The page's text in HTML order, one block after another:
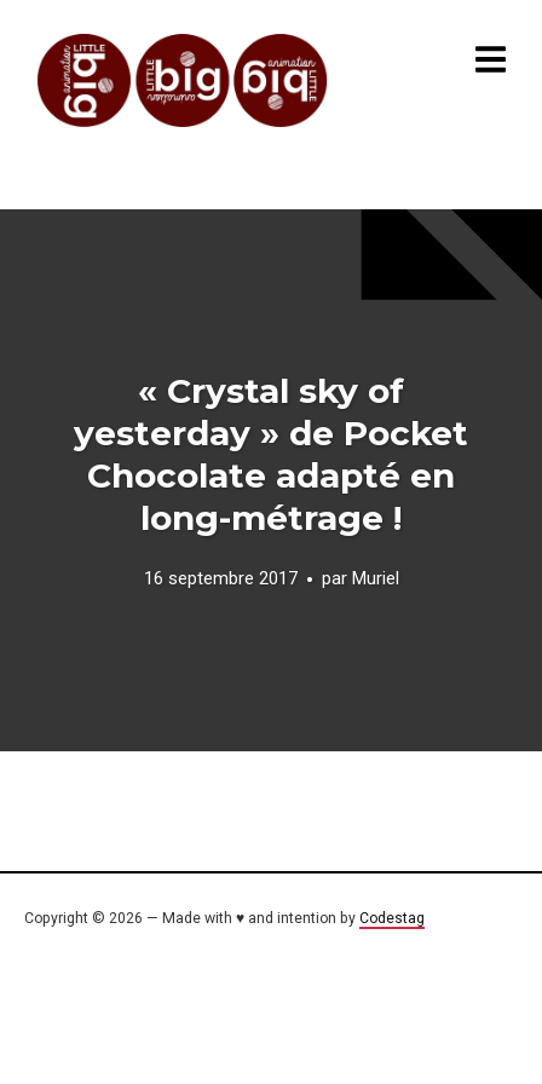
« Crystal sky of
yesterday » de Pocket
Chocolate adapté en
long-métrage !
16 septembre 2017 par Muriel
Copyright © 2026 — Made with ♥ and intention by Codestag